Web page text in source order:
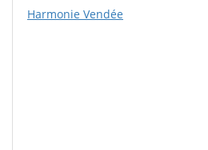
Harmonie Vendée